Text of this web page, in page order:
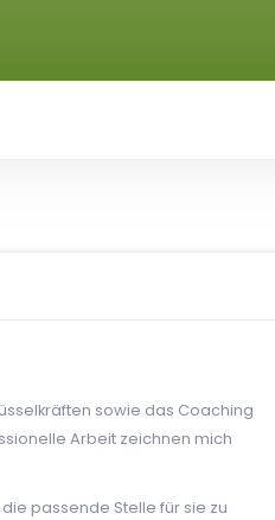
sowie das Coaching
Arbeit zeichnen mich
passende Stelle für sie zu